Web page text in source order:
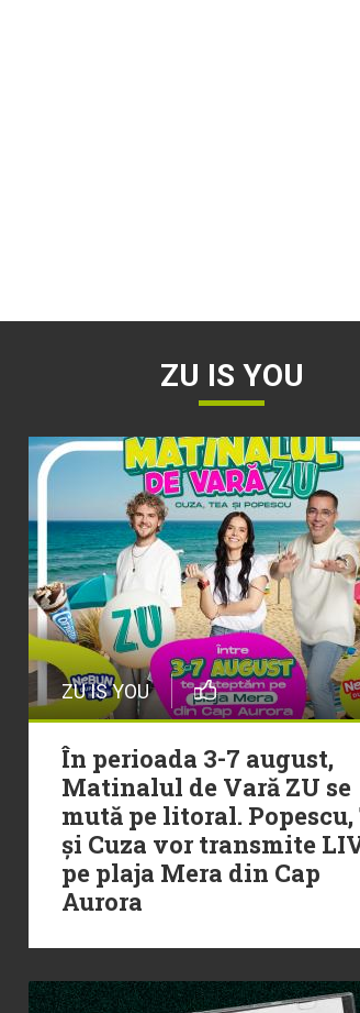
ZU IS YOU
ZU IS YOU
În perioada 3-7 august,
Matinalul de Vară ZU se
mută pe litoral. Popescu,
și Cuza vor transmite
pe plaja Mera din Cap
Aurora